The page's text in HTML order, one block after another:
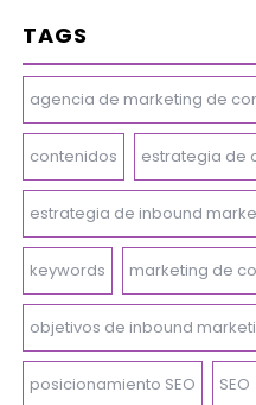
TAGS
agencia de marketing de
contenidos estrategia de
estrategia de inbound
keywords marketing de
objetivos de inbound
posicionamiento SEO SEO